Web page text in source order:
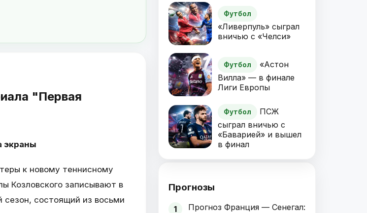
"Первая
экраны
к новому теннисному
Козловского записывают в
сезон, состоящий из восьми
Футбол
«Ливерпуль» сыграл
вничью с «Челси»
Футбол
«Астон
Вилла» — в финале
Лиги Европы
Футбол
ПСЖ
сыграл вничью с
«Баварией» и вышел
в финал
Прогнозы
1
Прогноз Франция — Сенегал: